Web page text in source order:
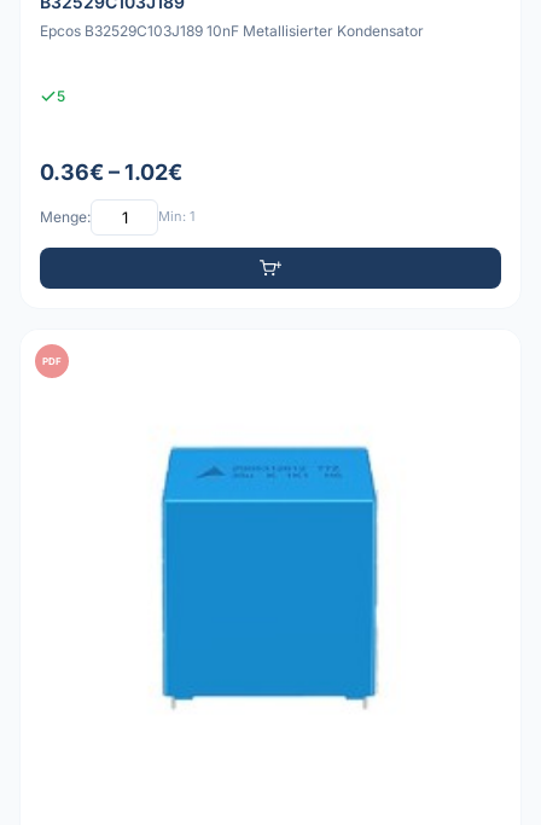
Epcos B32529C103J189 10nF Metallisierter Kondensator
5
0.36€ – 1.02€
Menge: Min: 1
PDF